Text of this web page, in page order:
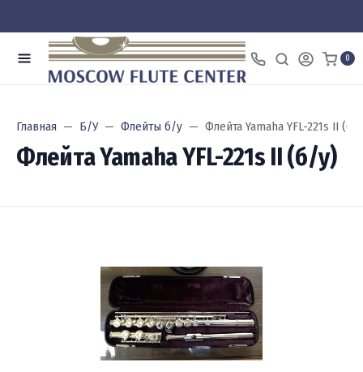
0
Главная Б/У Флейты б/у Флейта Yamaha YFL-221s II (б/
Флейта Yamaha YFL-221s II (б/у)